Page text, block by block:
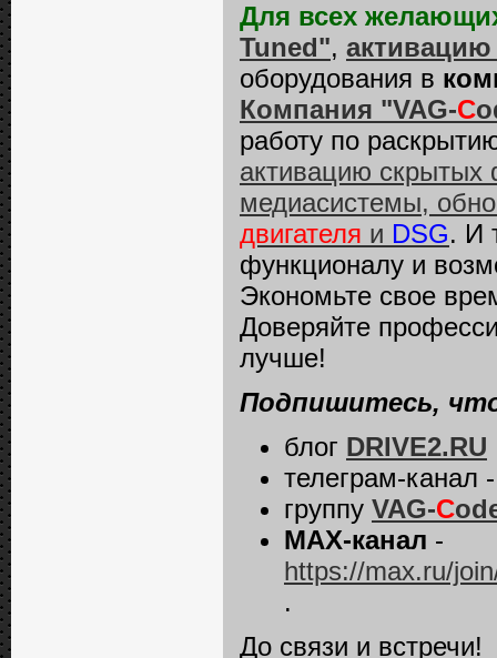
Для всех
Tuned",
оборудования в
Компания "VAG-C
работу по
активацию скрытых
медиасистемы,
двигателя и DSG. И
функционалу и
Экономьте свое
Доверяйте
лучше!
Подпишитесь,
блог DRIVE2.RU
телеграм-канал
группу VAG-C
MAX-канал -
https://max.ru/
.
До связи и встречи!